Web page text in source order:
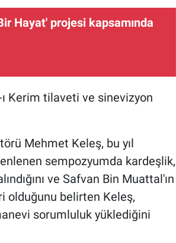
Hayat' projesi kapsamında
Kerim tilaveti ve sinevizyon
Mehmet Keleş, bu yıl
sempozyumda kardeşlik,
ve Safvan Bin Muattal'ın
olduğunu belirten Keleş,
sorumluluk yüklediğini